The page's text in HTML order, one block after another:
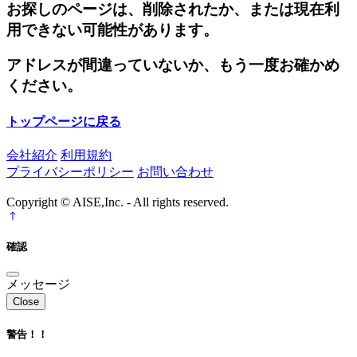
お探しのページは、削除されたか、または現在利
用できない可能性があります。
アドレスが間違っていないか、もう一度お確かめ
ください。
トップページに戻る
会社紹介 利用規約
プライバシーポリシー お問い合わせ
Copyright © AISE,Inc. - All rights reserved.
確認
メッセージ
Close
警告！！